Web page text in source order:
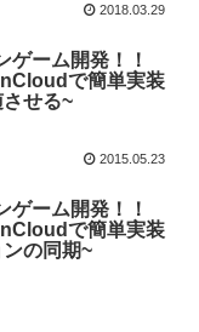
2018.03.29
ゲーム開発！！
で簡単実装
せる~
2015.05.23
ゲーム開発！！
で簡単実装
の同期~